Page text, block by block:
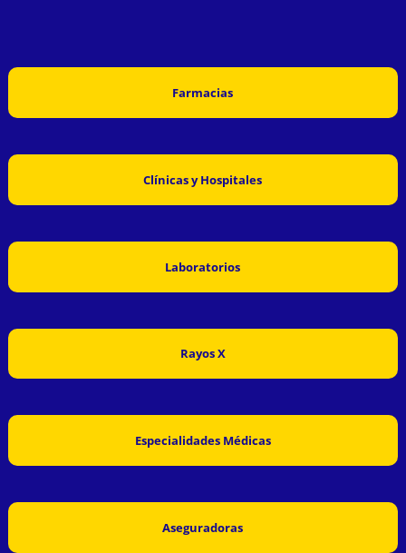
Farmacias
Clínicas y Hospitales
Laboratorios
Rayos X
Especialidades Médicas
Aseguradoras